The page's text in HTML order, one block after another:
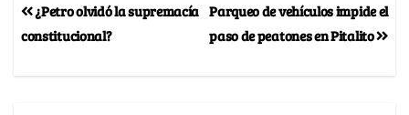
Parqueo de vehículos impide el
paso de peatones en Pitalito
¿Petro olvidó la supremacía
constitucional?